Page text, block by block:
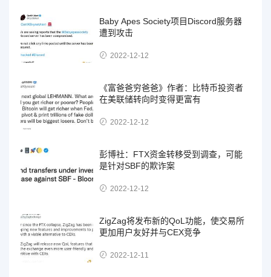
Baby Apes Society项目Discord服务器
遭到攻击
2022-12-12
《富爸爸穷爸爸》作者：比特币投资者
在美联储转向时变得更富有
2022-12-12
彭博社：FTX资金转移受到调查，可能
是针对SBF的欺诈案
2022-12-12
ZigZag将发布新的QoL功能，使交易所
更加用户友好并与CEX竞争
2022-12-11